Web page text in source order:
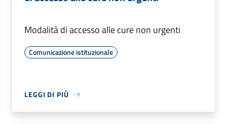
Modalità di accesso alle cure non urgenti
Comunicazione istituzionale
LEGGI DI PIÙ